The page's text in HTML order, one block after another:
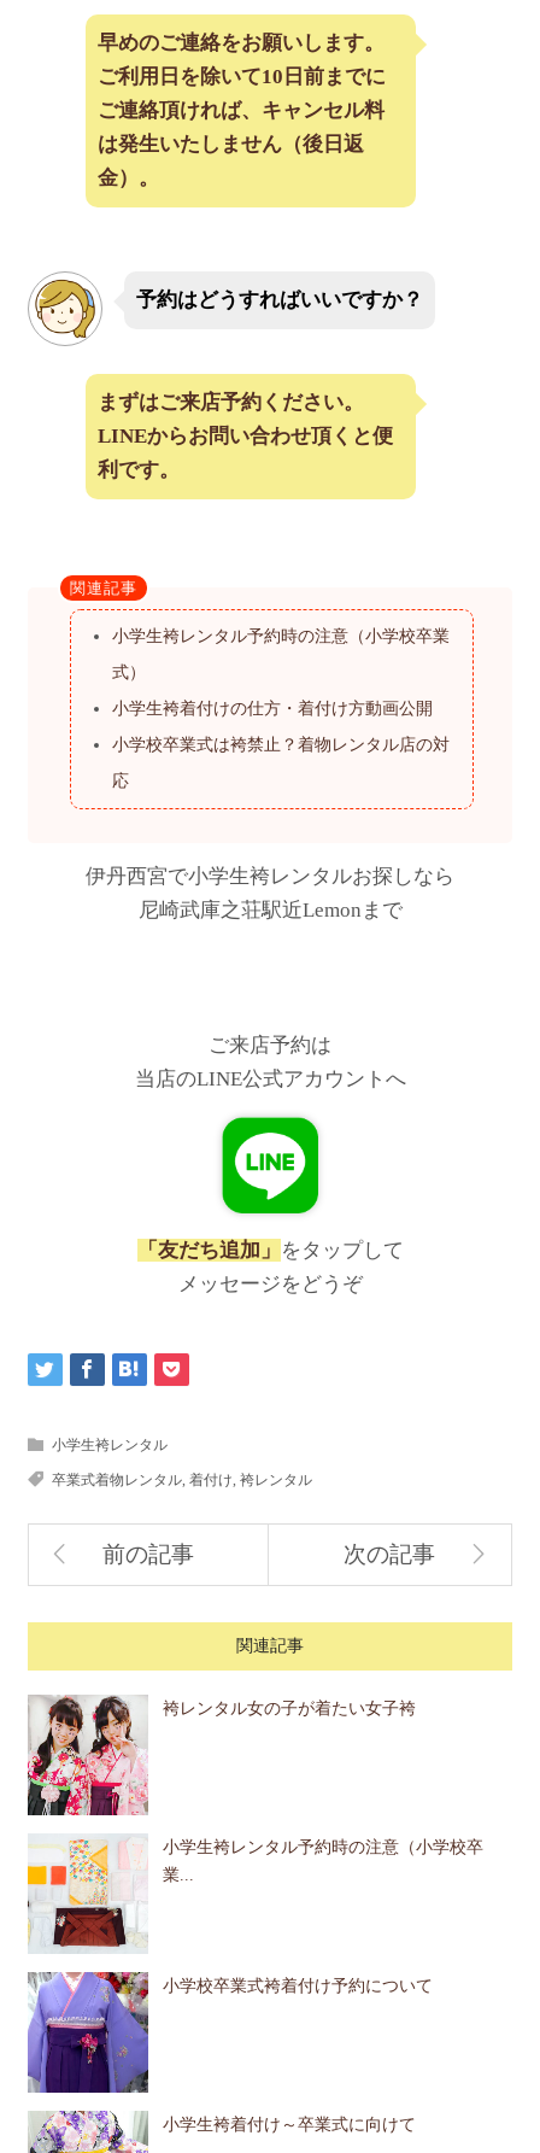
早めのご連絡をお願いします。
ご利用日を除いて10日前までに
ご連絡頂ければ、キャンセル料
は発生いたしません（後日返
金）。
予約はどうすればいいですか？
まずはご来店予約ください。
LINEからお問い合わせ頂くと便
利です。
関連記事
小学生袴レンタル予約時の注意（小学校卒業
式）
小学生袴着付けの仕方・着付け方動画公開
小学校卒業式は袴禁止？着物レンタル店の対
応
伊丹西宮で小学生袴レンタルお探しなら
尼崎武庫之荘駅近Lemonまで
ご来店予約は
当店のLINE公式アカウントへ
「友だち追加」 をタップして
メッセージをどうぞ
小学生袴レンタル
卒業式着物レンタル, 着付け, 袴レンタル
前の記事 次の記事
関連記事
袴レンタル女の子が着たい女子袴
小学生袴レンタル予約時の注意（小学校卒
業...
小学校卒業式袴着付け予約について
小学生袴着付け～卒業式に向けて